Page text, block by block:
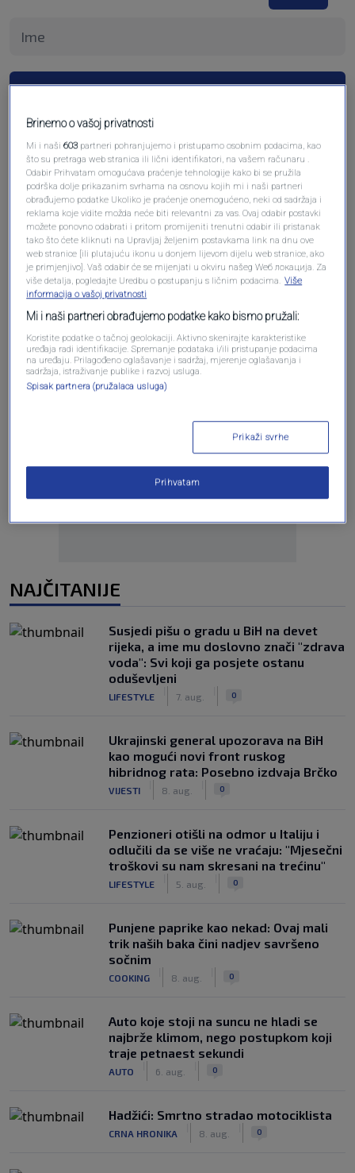
Pošalji komentar
Oglas
Oglas
NAJČITANIJE
Susjedi pišu o gradu u BiH na devet
rijeka, a ime mu doslovno znači "zdrava
voda": Svi koji ga posjete ostanu
oduševljeni
LIFESTYLE 7. aug. 0
Ukrajinski general upozorava na BiH
kao mogući novi front ruskog
hibridnog rata: Posebno izdvaja Brčko
VIJESTI 8. aug. 0
Penzioneri otišli na odmor u Italiju i
odlučili da se više ne vraćaju: "Mjesečni
troškovi su nam skresani na trećinu"
LIFESTYLE 5. aug. 0
Punjene paprike kao nekad: Ovaj mali
trik naših baka čini nadjev savršeno
sočnim
COOKING 8. aug. 0
Auto koje stoji na suncu ne hladi se
najbrže klimom, nego postupkom koji
traje petnaest sekundi
AUTO 6. aug. 0
Hadžići: Smrtno stradao motociklista
CRNA HRONIKA 8. aug. 0
Brinemo o vašoj privatnosti
Mi i naši603 partneri pohranjujemo i pristupamo osobnim podacima, kao
što su pretraga web stranica ili lični identifikatori, na vašem računaru .
Odabir Prihvatam omogućava praćenje tehnologije kako bi se pružila
podrška dolje prikazanim svrhama na osnovu kojih mi i naši partneri
obrađujemo podatke Ukoliko je praćenje onemogućeno, neki od sadržaja i
reklama koje vidite možda neće biti relevantni za vas. Ovaj odabir postavki
možete ponovno odabrati i pritom promijeniti trenutni odabir ili pristanak
tako što ćete kliknuti na Upravljaj željenim postavkama link na dnu ove
web stranice [ili plutajuću ikonu u donjem lijevom dijelu web stranice, ako
je primjenjivo]. Vaš odabir će se mijenjati u okviru našeg Wеб локација. Za
više detalja, pogledajte Uredbu o postupanju s ličnim podacima. Više
informacija o vašoj privatnosti
Mi i naši partneri obrađujemo podatke kako bismo pružali:
Koristite podatke o tačnoj geolokaciji. Aktivno skenirajte karakteristike
uređaja radi identifikacije. Spremanje podataka i/ili pristupanje podacima
na uređaju. Prilagođeno oglašavanje i sadržaj, mjerenje oglašavanja i
sadržaja, istraživanje publike i razvoj usluga.
Spisak partnera (pružalaca usluga)
Prikaži svrhe
Prihvatam